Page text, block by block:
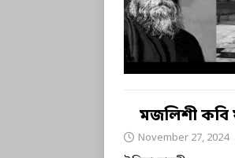
মজলিশী কবি
November 27, 2024